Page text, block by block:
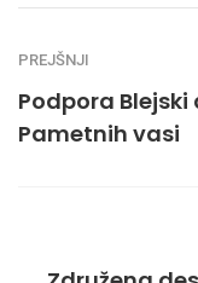
PREJŠNJI
Podpora Blejski
Pametnih vasi